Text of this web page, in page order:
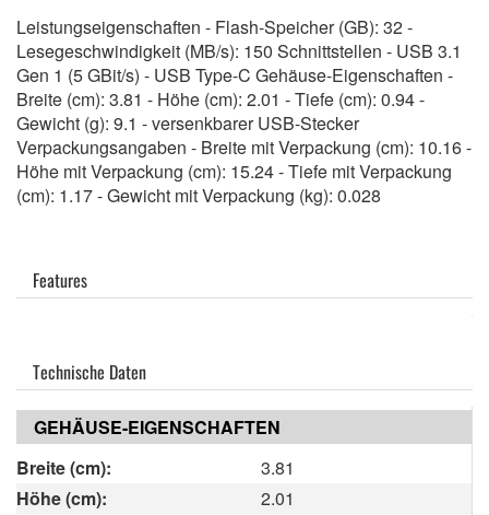
Leistungseigenschaften - Flash-Speicher (GB): 32 -
Lesegeschwindigkeit (MB/s): 150 Schnittstellen - USB 3.1
Gen 1 (5 GBit/s) - USB Type-C Gehäuse-Eigenschaften -
Breite (cm): 3.81 - Höhe (cm): 2.01 - Tiefe (cm): 0.94 -
Gewicht (g): 9.1 - versenkbarer USB-Stecker
Verpackungsangaben - Breite mit Verpackung (cm): 10.16 -
Höhe mit Verpackung (cm): 15.24 - Tiefe mit Verpackung
(cm): 1.17 - Gewicht mit Verpackung (kg): 0.028
Features
Technische Daten
GEHÄUSE-EIGENSCHAFTEN
Breite (cm):
3.81
Höhe (cm):
2.01